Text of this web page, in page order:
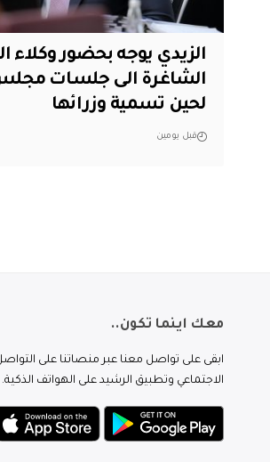
الزيدي يوجه بحضور وكلاء
الشاغرة الى جلسات مجلس
لحين تسمية وزرائها
قبل يومين
معك اينما تكون..
ابقى على تواصل معنا عبر منصاتنا على
الاجتماعي وتطبيق الرشيد على الهواتف الذكية.